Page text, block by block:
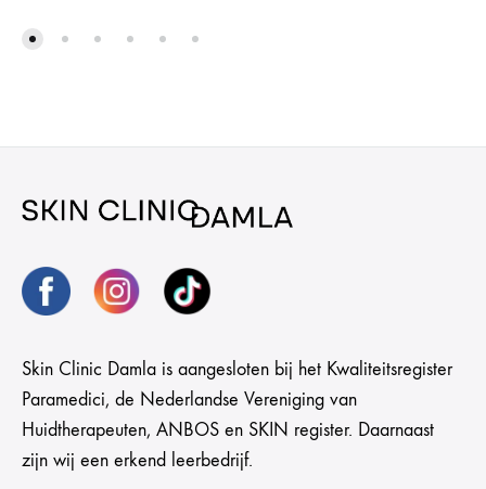
Skin Clinic Damla is aangesloten bij het Kwaliteitsregister
Paramedici, de Nederlandse Vereniging van
Huidtherapeuten, ANBOS en SKIN register. Daarnaast
zijn wij een erkend leerbedrijf.